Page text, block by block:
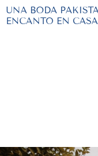
UNA BODA
ENCANTO EN